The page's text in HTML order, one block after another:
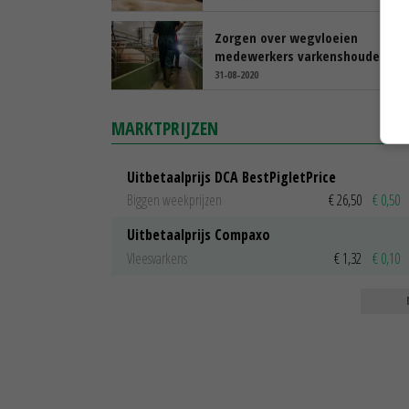
Zorgen over wegvloeien
medewerkers varkenshouderij
31-08-2020
MARKTPRIJZEN
Uitbetaalprijs DCA BestPigletPrice
Biggen weekprijzen
€ 26,50 € 0,50
Uitbetaalprijs Compaxo
Vleesvarkens
€ 1,32 € 0,10